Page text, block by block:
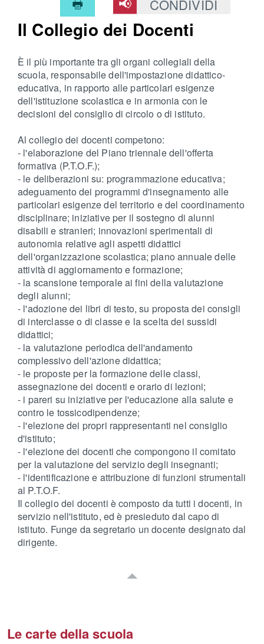
CONDIVIDI
Il Collegio dei Docenti
È il più importante tra gli organi collegiali della
scuola, responsabile dell'impostazione didattico-
educativa, in rapporto alle particolari esigenze
dell'istituzione scolastica e in armonia con le
decisioni del consiglio di circolo o di istituto.
Al collegio dei docenti competono:
- l'elaborazione del Piano triennale dell'offerta
formativa (P.T.O.F.);
- le deliberazioni su: programmazione educativa;
adeguamento dei programmi d'insegnamento alle
particolari esigenze del territorio e del coordinamento
disciplinare; iniziative per il sostegno di alunni
disabili e stranieri; innovazioni sperimentali di
autonomia relative agli aspetti didattici
dell'organizzazione scolastica; piano annuale delle
attività di aggiornamento e formazione;
- la scansione temporale ai fini della valutazione
degli alunni;
- l'adozione dei libri di testo, su proposta dei consigli
di interclasse o di classe e la scelta dei sussidi
didattici;
- la valutazione periodica dell'andamento
complessivo dell'azione didattica;
- le proposte per la formazione delle classi,
assegnazione dei docenti e orario di lezioni;
- i pareri su iniziative per l'educazione alla salute e
contro le tossicodipendenze;
- l'elezione dei propri rappresentanti nel consiglio
d'istituto;
- l'elezione dei docenti che compongono il comitato
per la valutazione del servizio degli insegnanti;
- l'identificazione e attribuzione di funzioni strumentali
al P.T.O.F.
Il collegio dei docenti è composto da tutti i docenti, in
servizio nell'istituto, ed è presieduto dal capo di
istituto. Funge da segretario un docente designato dal
dirigente.
Le carte della scuola